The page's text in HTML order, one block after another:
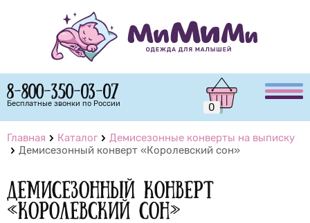
8-800-350-03-07
Бесплатные звонки по России 0
Главная Каталог
Демисезонные конверты на выписку
Демисезонный конверт «Королевский сон»
Демисезонный конверт
«Королевский сон»